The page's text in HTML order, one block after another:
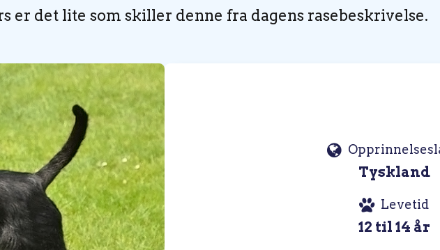
er det lite som skiller denne fra dagens rasebeskrivelse.
Tyskland
Levetid
12 til 14 år